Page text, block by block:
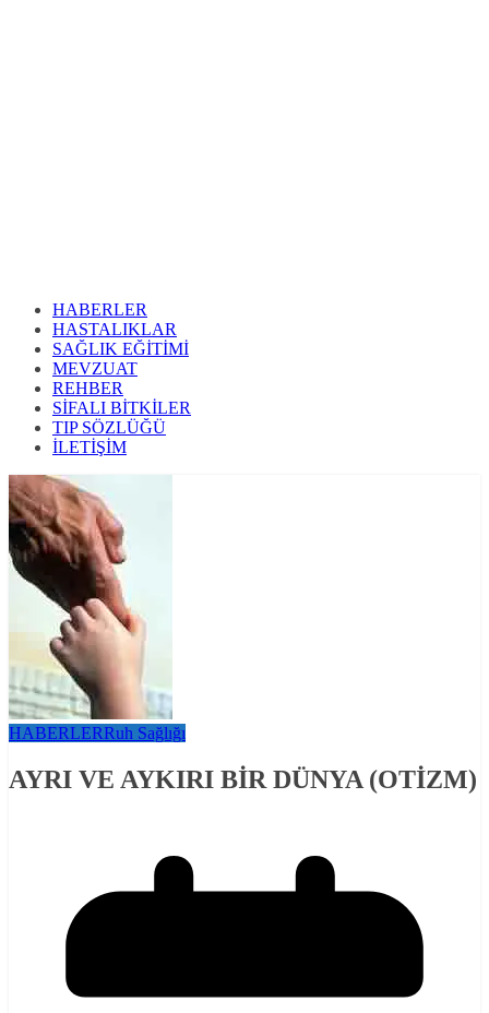
HABERLER
HASTALIKLAR
SAĞLIK EĞİTİMİ
MEVZUAT
REHBER
SİFALI BİTKİLER
TIP SÖZLÜĞÜ
İLETİŞİM
HABERLERRuh Sağlığı
AYRI VE AYKIRI BİR DÜNYA (OTİZM)